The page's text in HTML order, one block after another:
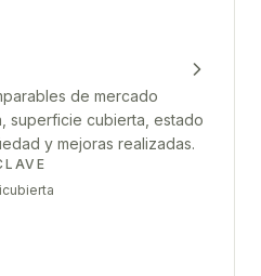
de mercado
superficie cubierta, estado
y mejoras realizadas.